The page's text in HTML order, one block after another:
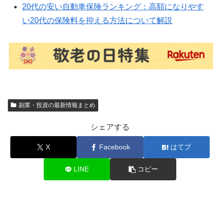
20代の安い自動車保険ランキング：高額になりやす
い20代の保険料を抑える方法について解説
副業・投資の最新情報まとめ
シェアする
X Facebook はてブ
LINE コピー